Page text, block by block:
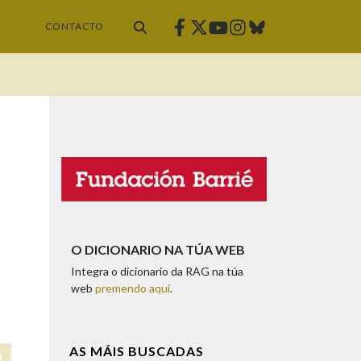
CONTACTO Facebook
Twitter
Youtube
Instagram
Bluesky
O DICIONARIO NA TÚA WEB
Integra o dicionario da RAG na túa
web premendo aquí.
AS MÁIS BUSCADAS